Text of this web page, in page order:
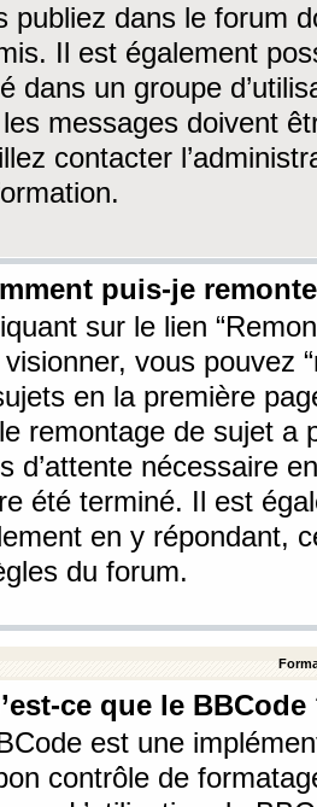
publiez dans le forum
Il est également
dans un groupe
messages doivent
contacter
puis-je
sur le lien
vous pouvez
en la première
remontage de sujet a
d’attente nécessaire
été terminé. Il est
en y répondant,
du forum.
ce que le BBCode
est une
contrôle de